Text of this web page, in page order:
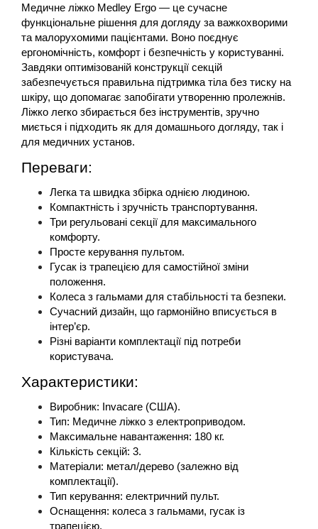
Медичне ліжко Medley Ergo — це сучасне
функціональне рішення для догляду за важкохворими
та малорухомими пацієнтами. Воно поєднує
ергономічність, комфорт і безпечність у користуванні.
Завдяки оптимізованій конструкції секцій
забезпечується правильна підтримка тіла без тиску на
шкіру, що допомагає запобігати утворенню пролежнів.
Ліжко легко збирається без інструментів, зручно
миється і підходить як для домашнього догляду, так і
для медичних установ.
Переваги:
Легка та швидка збірка однією людиною.
Компактність і зручність транспортування.
Три регульовані секції для максимального
комфорту.
Просте керування пультом.
Гусак із трапецією для самостійної зміни
положення.
Колеса з гальмами для стабільності та безпеки.
Сучасний дизайн, що гармонійно вписується в
інтер’єр.
Різні варіанти комплектації під потреби
користувача.
Характеристики:
Виробник: Invacare (США).
Тип: Медичне ліжко з електроприводом.
Максимальне навантаження: 180 кг.
Кількість секцій: 3.
Матеріали: метал/дерево (залежно від
комплектації).
Тип керування: електричний пульт.
Оснащення: колеса з гальмами, гусак із
трапецією.